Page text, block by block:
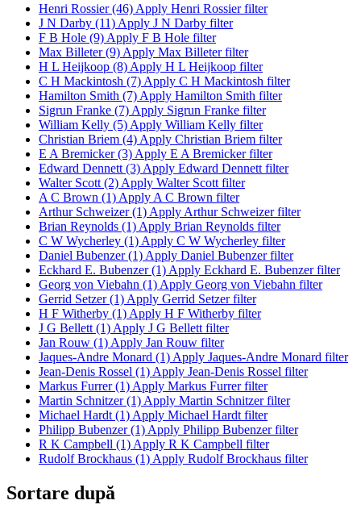
Henri Rossier (46) Apply Henri Rossier filter
J N Darby (11) Apply J N Darby filter
F B Hole (9) Apply F B Hole filter
Max Billeter (9) Apply Max Billeter filter
H L Heijkoop (8) Apply H L Heijkoop filter
C H Mackintosh (7) Apply C H Mackintosh filter
Hamilton Smith (7) Apply Hamilton Smith filter
Sigrun Franke (7) Apply Sigrun Franke filter
William Kelly (5) Apply William Kelly filter
Christian Briem (4) Apply Christian Briem filter
E A Bremicker (3) Apply E A Bremicker filter
Edward Dennett (3) Apply Edward Dennett filter
Walter Scott (2) Apply Walter Scott filter
A C Brown (1) Apply A C Brown filter
Arthur Schweizer (1) Apply Arthur Schweizer filter
Brian Reynolds (1) Apply Brian Reynolds filter
C W Wycherley (1) Apply C W Wycherley filter
Daniel Bubenzer (1) Apply Daniel Bubenzer filter
Eckhard E. Bubenzer (1) Apply Eckhard E. Bubenzer filter
Georg von Viebahn (1) Apply Georg von Viebahn filter
Gerrid Setzer (1) Apply Gerrid Setzer filter
H F Witherby (1) Apply H F Witherby filter
J G Bellett (1) Apply J G Bellett filter
Jan Rouw (1) Apply Jan Rouw filter
Jaques-Andre Monard (1) Apply Jaques-Andre Monard filter
Jean-Denis Rossel (1) Apply Jean-Denis Rossel filter
Markus Furrer (1) Apply Markus Furrer filter
Martin Schnitzer (1) Apply Martin Schnitzer filter
Michael Hardt (1) Apply Michael Hardt filter
Philipp Bubenzer (1) Apply Philipp Bubenzer filter
R K Campbell (1) Apply R K Campbell filter
Rudolf Brockhaus (1) Apply Rudolf Brockhaus filter
Sortare după